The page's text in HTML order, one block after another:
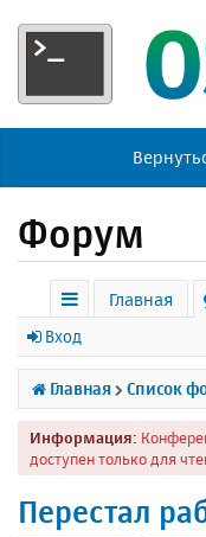
Форум
с
ы
л
к
Главная
Вход
Главная Список
Информация:
доступен только для
Перестал